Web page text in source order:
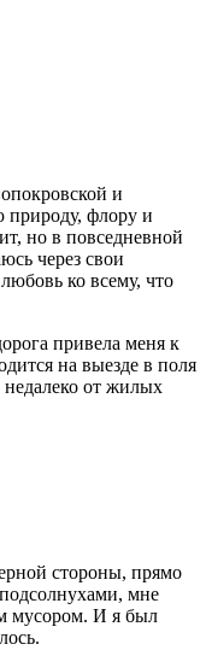
и
природу, флору и
но в повседневной
через свои
ко всему, что
привела меня к
на выезде в поля
от жилых
стороны, прямо
мне
мусором. И я был